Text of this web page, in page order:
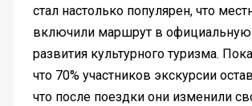
стал настолько популярен, что
включили маршрут в
развития культурного туризма.
что 70% участников экскурсии
что после поездки они изменили